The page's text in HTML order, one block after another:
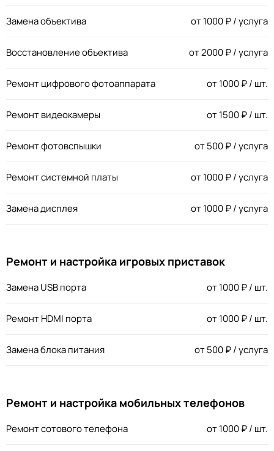
Замена объектива от1000₽ / услуга
Восстановление объектива от2000₽ / услуга
Ремонт цифрового фотоаппарата от1000₽ / шт.
Ремонт видеокамеры от1500₽ / шт.
Ремонт фотовспышки от500₽ / услуга
Ремонт системной платы от1000₽ / услуга
Замена дисплея от1000₽ / услуга
Ремонт и настройка игровых приставок
Замена USB порта от1000₽ / шт.
Ремонт HDMI порта от1000₽ / шт.
Замена блока питания от500₽ / услуга
Ремонт и настройка мобильных телефонов
Ремонт сотового телефона от1000₽ / шт.